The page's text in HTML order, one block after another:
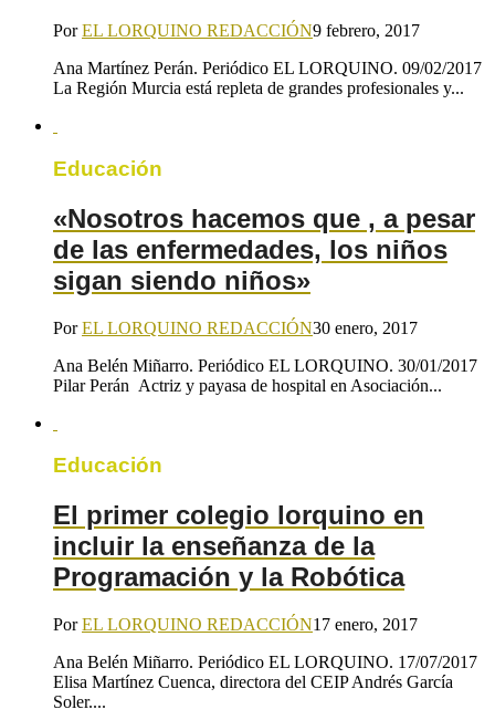
PorEL LORQUINO REDACCIÓN9 febrero, 2017
Ana Martínez Perán. Periódico EL LORQUINO. 09/02/2017
La Región Murcia está repleta de grandes profesionales y...
Educación
«Nosotros hacemos que , a pesar
de las enfermedades, los niños
sigan siendo niños»
PorEL LORQUINO REDACCIÓN30 enero, 2017
Ana Belén Miñarro. Periódico EL LORQUINO. 30/01/2017
Pilar Perán Actriz y payasa de hospital en Asociación...
Educación
El primer colegio lorquino en
incluir la enseñanza de la
Programación y la Robótica
PorEL LORQUINO REDACCIÓN17 enero, 2017
Ana Belén Miñarro. Periódico EL LORQUINO. 17/07/2017
Elisa Martínez Cuenca, directora del CEIP Andrés García
Soler....